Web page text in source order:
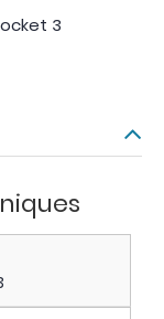
3